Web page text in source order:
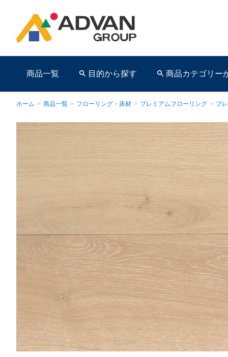
商品一覧 目的から探す 商品カテゴリー
商品ペー
ホーム > 商品一覧 > フローリング・床材 > プレミアムフローリング > プ